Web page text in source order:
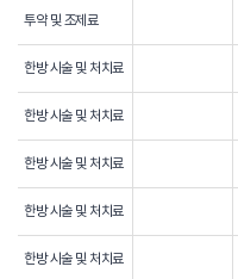
투약 및 조제료
한방 시술 및 처치료
한방 시술 및 처치료
한방 시술 및 처치료
한방 시술 및 처치료
한방 시술 및 처치료